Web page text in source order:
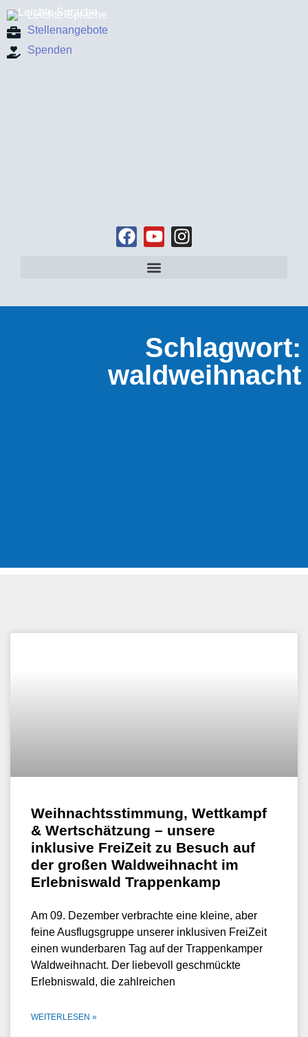
Leichte Sprache
Stellenangebote
Spenden
Schlagwort:
waldweihnacht
Weihnachtsstimmung, Wettkampf
& Wertschätzung – unsere
inklusive FreiZeit zu Besuch auf
der großen Waldweihnacht im
Erlebniswald Trappenkamp
Am 09. Dezember verbrachte eine kleine, aber
feine Ausflugsgruppe unserer inklusiven FreiZeit
einen wunderbaren Tag auf der Trappenkamper
Waldweihnacht. Der liebevoll geschmückte
Erlebniswald, die zahlreichen
WEITERLESEN »